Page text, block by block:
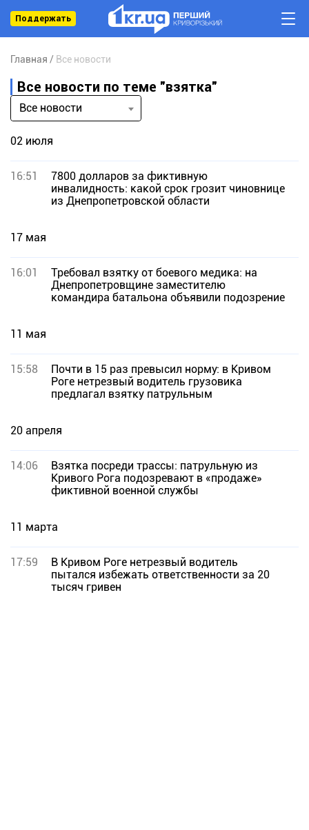
Поддержать
Главная Все новости
Все новости по теме "взятка"
Все новости
02 июля
16:51
7800 долларов за фиктивную
инвалидность: какой срок грозит чиновнице
из Днепропетровской области
17 мая
16:01
Требовал взятку от боевого медика: на
Днепропетровщине заместителю
командира батальона объявили подозрение
11 мая
15:58
Почти в 15 раз превысил норму: в Кривом
Роге нетрезвый водитель грузовика
предлагал взятку патрульным
20 апреля
14:06
Взятка посреди трассы: патрульную из
Кривого Рога подозревают в «продаже»
фиктивной военной службы
11 марта
17:59
В Кривом Роге нетрезвый водитель
пытался избежать ответственности за 20
тысяч гривен